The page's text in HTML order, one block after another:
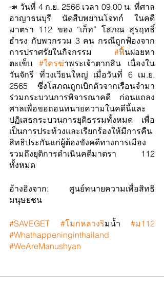
📣 วันที่ 4 ก.ย. 2566 เวลา 09.00 น. ที่ศาล
อาญาธนบุรี นัดสืบพยานโจทก์ ในคดี
มาตรา 112 ของ “เก็ท” โสภณ สุรฤทธิ์
ธำรง กับพวกรวม 3 คน กรณีถูกฟ้องจาก
การปราศรัยในกิจกรรม #ฟื้นฝอยหา
ตะเข็บ #ใครฆ่าพระเจ้าตากสิน เนื่องใน
วันจักรี ที่วงเวียนใหญ่ เมื่อวันที่ 6 เม.ย.
2565 ซึ่งโสภณถูกเบิกตัวจากเรือนจำมา
ร่วมกระบวนการพิจารณาคดี ก่อนแถลง
ศาลเพื่อขอถอนทนายความในคดีนี้และ
ปฏิเสธกระบวนการยุติธรรมทั้งหมด เพื่อ
เป็นการประท้วงและเรียกร้องให้มีการคืน
สิทธิประกันแก่ผู้ต้องขังคดีทางการเมือง
รวมถึงยุติการดำเนินคดีมาตรา 112
ทั้งหมด
อ้างอิงจาก: ศูนย์ทนายความเพื่อสิทธิ
มนุษยชน
#SAVEGET #โมกหลวงริมน้ำ #ม112
#Whathappeninginthailand
#WeAreManushyan